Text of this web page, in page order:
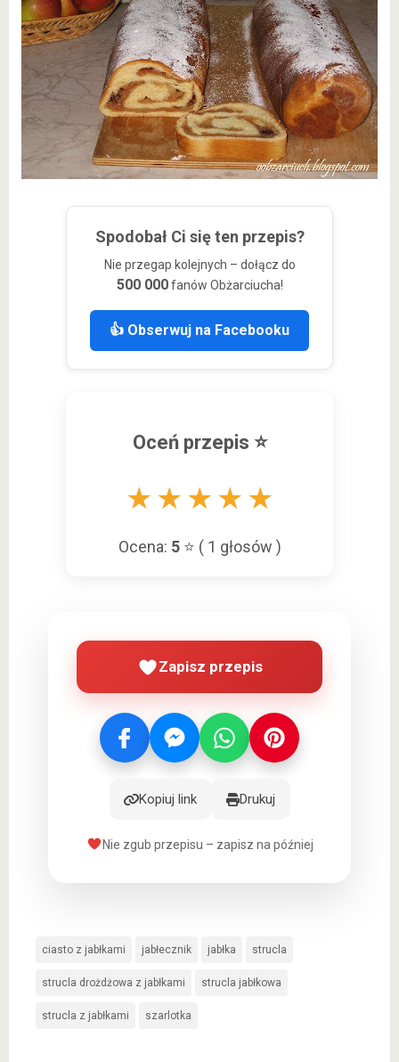
Spodobał Ci się ten przepis?
Nie przegap kolejnych – dołącz do
500 000fanów Obżarciucha!
👍 Obserwuj na Facebooku
Oceń przepis ⭐
★ ★ ★ ★ ★
Ocena: 5⭐ ( 1 głosów )
Zapisz przepis
Kopiuj link Drukuj
Nie zgub przepisu – zapisz na później
ciasto z jabłkami jabłecznik jabłka strucla
strucla drożdżowa z jabłkami strucla jabłkowa
strucla z jabłkami szarlotka